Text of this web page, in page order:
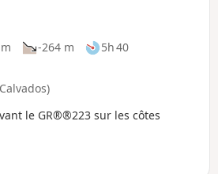
-264 m
5h 40
le GR®®223 sur les côtes